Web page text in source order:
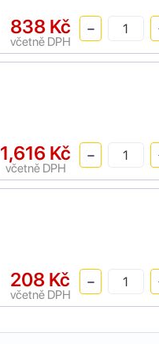
838 Kč
včetně DPH
1,616 Kč
včetně DPH
208 Kč
včetně DPH